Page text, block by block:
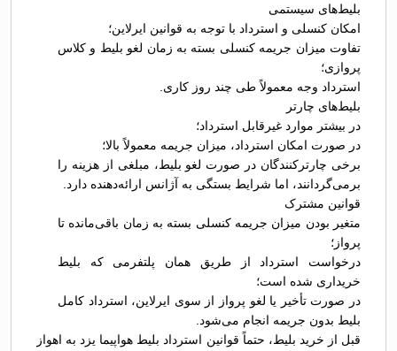
بلیط‌های سیستمی
امکان کنسلی و استرداد با توجه به قوانین ایرلاین؛
تفاوت میزان جریمه کنسلی بسته به زمان لغو بلیط و کلاس
پروازی؛
استرداد وجه معمولاً طی چند روز کاری.
بلیط‌های چارتر
در بیشتر موارد غیرقابل استرداد؛
در صورت امکان استرداد، میزان جریمه معمولاً بالا؛
برخی چارترکنندگان در صورت لغو بلیط، مبلغی از هزینه را
برمی‌گردانند، اما شرایط بستگی به آژانس ارائه‌دهنده دارد.
قوانین مشترک
متغیر بودن میزان جریمه کنسلی بسته به زمان باقی‌مانده تا
پرواز؛
درخواست استرداد از طریق همان پلتفرمی که بلیط
خریداری شده است؛
در صورت تأخیر یا لغو پرواز از سوی ایرلاین، استرداد کامل
بلیط بدون جریمه انجام می‌شود.
قبل از خرید بلیط، حتماً قوانین استرداد بلیط هواپیما یزد به اهواز